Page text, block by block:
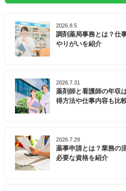
2026.8.5
調剤薬局事務とは？仕
やりがいを紹介
2026.7.31
薬剤師と看護師の年収
得方法や仕事内容も比
2026.7.29
薬事申請とは？業務の
必要な資格を紹介